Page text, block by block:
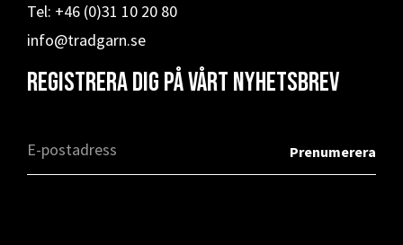
Tel: +46 (0)31 10 20 80
info@tradgarn.se
Registrera dig på vårt nyhetsbrev